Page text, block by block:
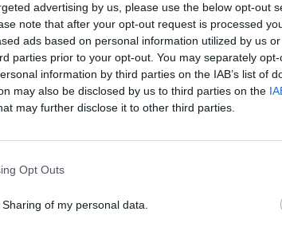
advertising by us, please use the below opt-out
note that after your opt-out request is processed
ads based on personal information utilized by us
parties prior to your opt-out. You may separately
information by third parties on the IAB’s list of
may also be disclosed by us to third parties on the
may further disclose it to other third parties.
Opt Outs
of my personal data.
da bo v sredo, 9. 7., med 8.00 in 12.00
139, 140, 141, 143, b, c, d, e, f)
omrežju.
kolikor je nujno potrebno za varno in
okvir, ki se lahko v primeru neugodnih
spremeni," še sporočajo iz Komunalnega